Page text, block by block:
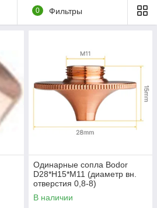
0 Фильтры
Одинарные сопла Bodor
D28*H15*М11 (диаметр вн.
отверстия 0,8-8)
В наличии